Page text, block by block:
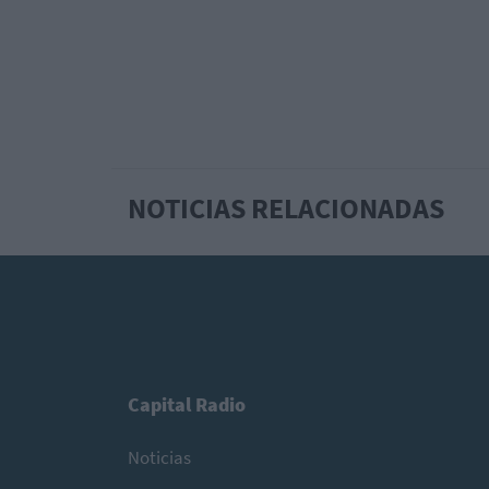
NOTICIAS RELACIONADAS
Capital Radio
Noticias